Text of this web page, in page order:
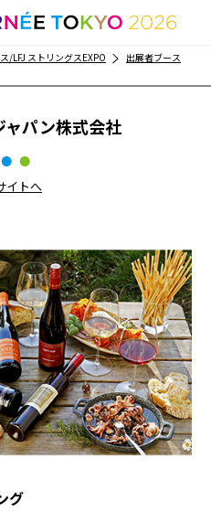
/LFJ ストリングスEXPO
出展者ブース
ャパン株式会社
イトへ
グ